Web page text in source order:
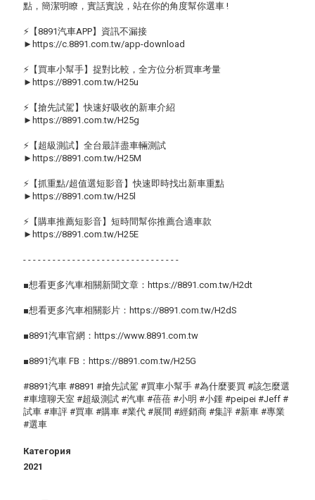
點，簡潔明瞭，實話實說，站在你的角度幫你選車 !
⚡【8891汽車APP】資訊不漏接
►https://c.8891.com.tw/app-download
⚡【買車小幫手】捉對比較，全方位分析買車考量
►https://8891.com.tw/H25u
⚡【搶先試駕】快速好吸收的新車介紹
►https://8891.com.tw/H25g
⚡【超級測試】全台最詳盡車輛測試
►https://8891.com.tw/H25M
⚡【抓重點/超值選短影音】快速即時找出新車重點
►https://8891.com.tw/H25l
⚡【購車推薦短影音】短時間幫你推薦合適車款
►https://8891.com.tw/H25E
- - - - - - - - - - - - - - - - - - - - - - - - - - - - - - - -
■想看更多汽車相關新聞文章：https://8891.com.tw/H2dt
■想看更多汽車相關影片：https://8891.com.tw/H2dS
■8891汽車官網：https://www.8891.com.tw
■8891汽車 FB：https://8891.com.tw/H25G
#8891汽車 #8891 #搶先試駕 #買車小幫手 #為什麼要買 #該怎麼選
#車壇聊天室 #超級測試 #汽車 #蓓蓓 #小明 #小鍾 #peipei #Jeff #
試車 #車評 #買車 #購車 #業代 #展間 #經銷商 #集評 #新車 #專業
#選車
Категория
2021